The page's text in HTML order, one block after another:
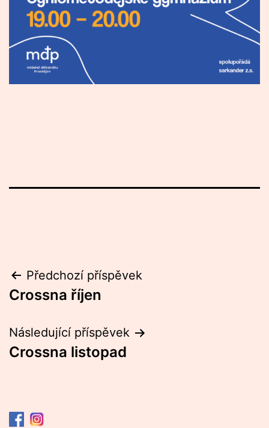
Navigace
pro
příspěvek
Předchozí příspěvek
Crossna říjen
Následující příspěvek
Crossna listopad